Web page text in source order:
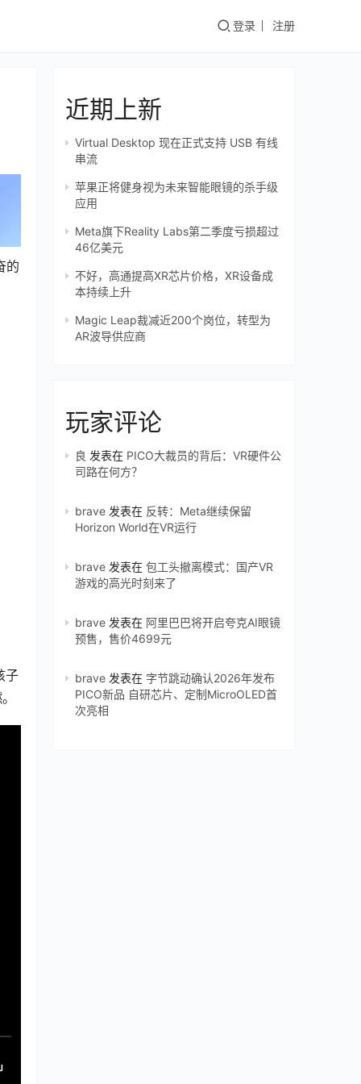
登录 注册
的
子
近期上新
Virtual Desktop 现在正式支持 USB 有线
串流
苹果正将健身视为未来智能眼镜的杀手级
应用
Meta旗下Reality Labs第二季度亏损超过
46亿美元
不好，高通提高XR芯片价格，XR设备成
本持续上升
Magic Leap裁减近200个岗位，转型为
AR波导供应商
玩家评论
良 发表在 PICO大裁员的背后：VR硬件公
司路在何方？
brave 发表在 反转：Meta继续保留
Horizon World在VR运行
brave 发表在 包工头撤离模式：国产VR
游戏的高光时刻来了
brave 发表在 阿里巴巴将开启夸克AI眼镜
预售，售价4699元
brave 发表在 字节跳动确认2026年发布
PICO新品 自研芯片、定制MicroOLED首
次亮相